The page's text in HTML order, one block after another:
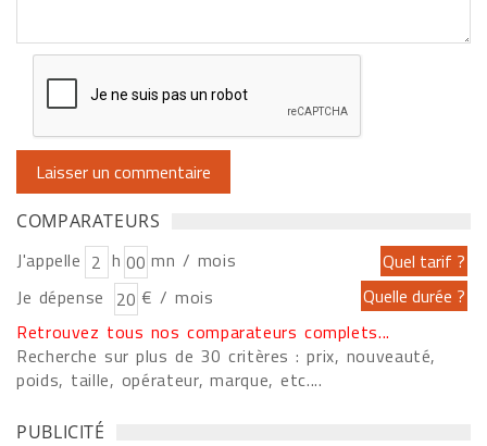
COMPARATEURS
J'appelle h
mn / mois
Je dépense
€ / mois
Retrouvez tous nos comparateurs complets...
Recherche sur plus de 30 critères : prix, nouveauté,
poids, taille, opérateur, marque, etc....
PUBLICITÉ